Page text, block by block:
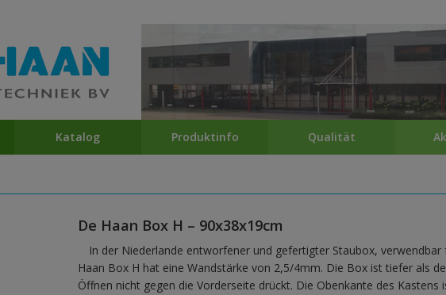
Katalog Produktinfo Qualität
De Haan Box H – 90x38x19cm
In der Niederlande entworfener und gefertigter Staubox,
Haan Box H hat eine Wandstärke von 2,5/4mm. Die Box ist tiefer als
Öffnen nicht gegen die Vorderseite drückt. Die Obenkante des